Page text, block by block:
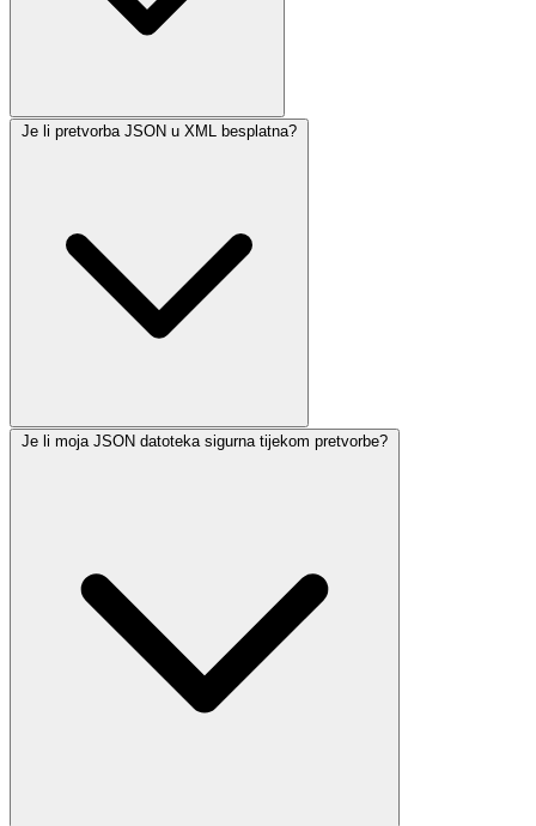
Je li pretvorba JSON u XML besplatna?
Je li moja JSON datoteka sigurna tijekom pretvorbe?